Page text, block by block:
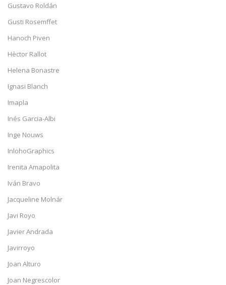
Gustavo Roldán
Gusti Rosemffet
Hanoch Piven
Hèctor Rallot
Helena Bonastre
Ignasi Blanch
Imapla
Inés Garcia-Albi
Inge Nouws
InlohoGraphics
Irenita Amapolita
Iván Bravo
Jacqueline Molnár
Javi Royo
Javier Andrada
Javirroyo
Joan Alturo
Joan Negrescolor